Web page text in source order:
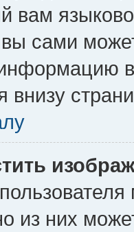
вам
сами
внизу
из них